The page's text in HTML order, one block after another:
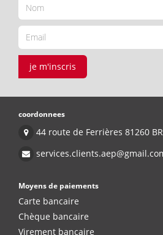
je m'inscris
coordonnees
44 route de Ferrières 81260
Moyens de paiements
Carte bancaire
Chèque bancaire
Virement bancaire